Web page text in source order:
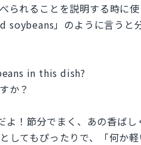
られることを説明する時に
」のように言うと
in this dish?
か？
！節分でまく、あの香ばし
してもぴったりで、「何か